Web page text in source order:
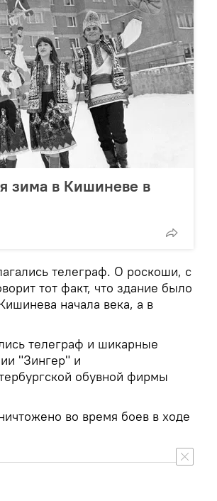
зима в Кишиневе в
телеграф. О роскоши, с
тот факт, что здание было
начала века, а в
телеграф и шикарные
"Зингер" и
обувной фирмы
во время боев в ходе